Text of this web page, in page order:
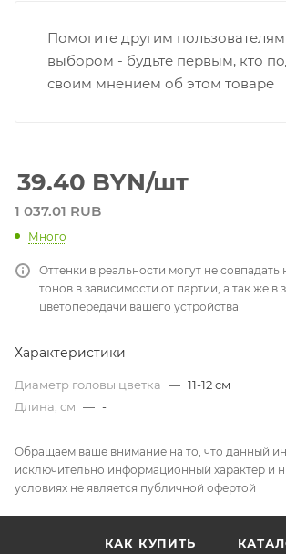
Помогите другим
выбором - будьте первым, кто
своим мнением об этом товаре
39.40 BYN/шт
1 037.01 RUB
Много
Оттенки в реальности могут не совпадать
тонов в зависимости от партии, а так же в
цветопередачи вашего устройства
Характеристики
Диаметр головы цветка — 11-12 см
Длина, см — -
Обращаем ваше внимание на то, что данный
исключительно информационный характер и
условиях не является публичной офертой
КАК КУПИТЬ